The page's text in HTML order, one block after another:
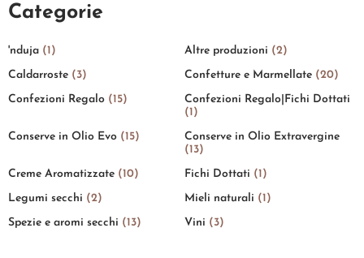
Categorie
'nduja (1) Altre produzioni (2)
Caldarroste (3) Confetture e Marmellate (20)
Confezioni Regalo (15)
Confezioni Regalo|Fichi Dottati
(1)
Conserve in Olio Evo (15)
Conserve in Olio Extravergine
(13)
Creme Aromatizzate (10) Fichi Dottati (1)
Legumi secchi (2) Mieli naturali (1)
Spezie e aromi secchi (13) Vini (3)